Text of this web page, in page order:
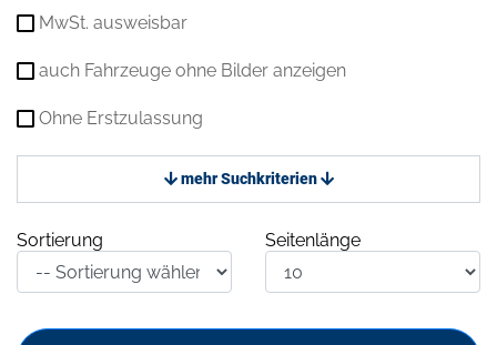
MwSt. ausweisbar
auch Fahrzeuge ohne Bilder anzeigen
Ohne Erstzulassung
mehr Suchkriterien
Sortierung Seitenlänge